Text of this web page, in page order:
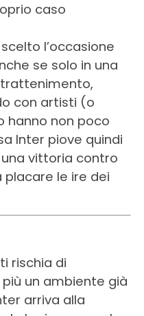
caso
l’occasione
se solo in una
con artisti (o
hanno non poco
Inter piove quindi
vittoria contro
le ire dei
rischia di
un ambiente già
arriva alla